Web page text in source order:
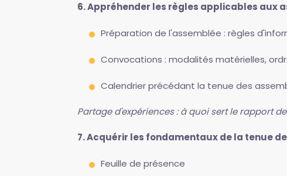
6. Appréhender les règles applicables aux
Préparation de l'assemblée : règles
Convocations : modalités matérielles,
Calendrier précédant la tenue des
Partage d'expériences : à quoi sert le rapport
7. Acquérir les fondamentaux de la tenue
Feuille de présence